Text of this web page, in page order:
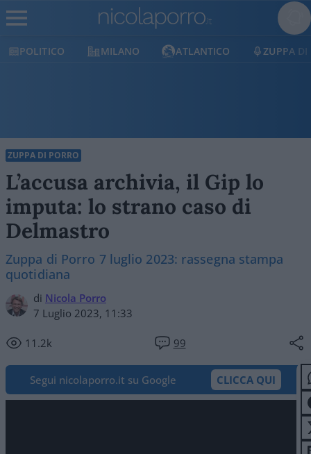
POLITICO MILANO ATLANTICO ZUPPA DI
ZUPPA DI PORRO
L’accusa archivia, il Gip lo
imputa: lo strano caso di
Delmastro
Zuppa di Porro 7 luglio 2023: rassegna stampa
quotidiana
di Nicola Porro
7 Luglio 2023, 11:33
11.2k 99
Segui nicolaporro.it su Google CLICCA QUI